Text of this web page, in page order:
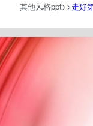
其他风格ppt>>走好